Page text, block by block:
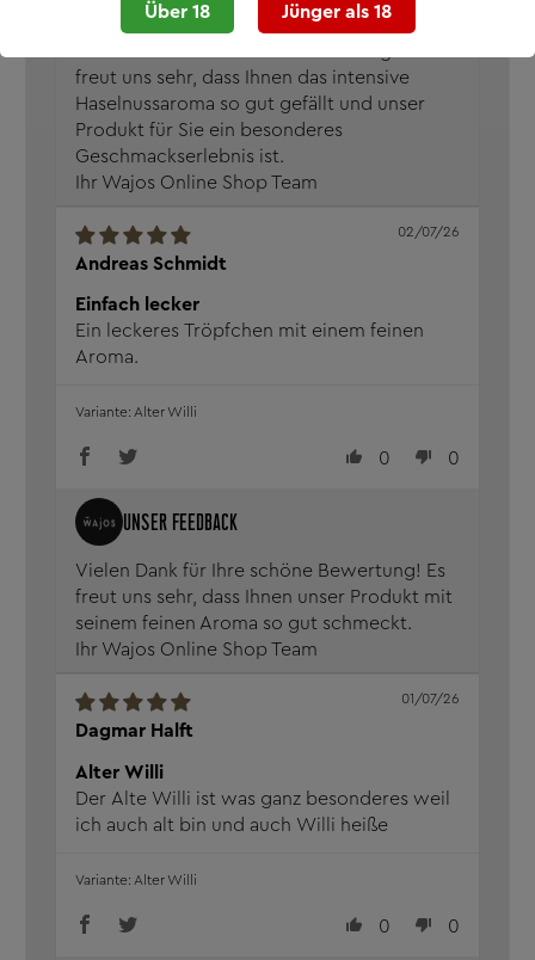
Über 18 Jünger als 18
freut uns sehr, dass Ihnen das intensive
Haselnussaroma so gut gefällt und unser
Produkt für Sie ein besonderes
Geschmackserlebnis ist.
Ihr Wajos Online Shop Team
Andreas Schmidt
02/07/26
Einfach lecker
Ein leckeres Tröpfchen mit einem feinen
Aroma.
0 0
Vielen Dank für Ihre schöne Bewertung! Es
freut uns sehr, dass Ihnen unser Produkt mit
seinem feinen Aroma so gut schmeckt.
Ihr Wajos Online Shop Team
Alter Willi
Dagmar Halft
01/07/26
Alter Willi
Der Alte Willi ist was ganz besonderes weil
ich auch alt bin und auch Willi heiße
0 0
Alter Willi